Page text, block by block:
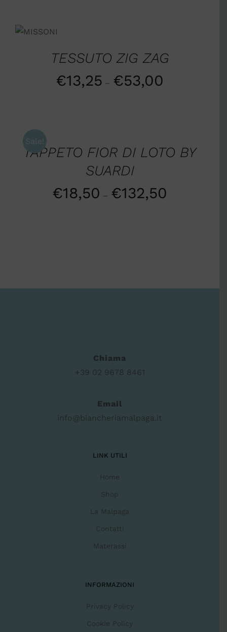
/
TESSUTO ZIG ZAG
€13,25 – €53,00
Sale!
DETTAGLI
TAPPETO FIOR DI LOTO BY
SUARDI
€18,50 – €132,50
Chiama
+39 02 9678 8461
Email
info@biancheriamalpaga.it
LINK UTILI
Home
Shop
La Malpaga
Contatti
Materassi
INFORMAZIONI
Privacy Policy
Cookie Policy